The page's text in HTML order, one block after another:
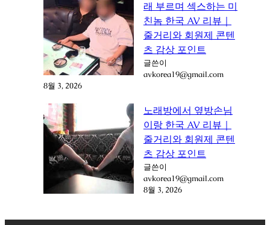
래 부르며 섹스하는 미
친놈 한국 AV 리뷰｜
줄거리와 회원제 콘텐
츠 감상 포인트
글쓴이
avkorea19@gmail.com
8월 3, 2026
노래방에서 옆방손님
이랑 한국 AV 리뷰｜
줄거리와 회원제 콘텐
츠 감상 포인트
글쓴이
avkorea19@gmail.com
8월 3, 2026